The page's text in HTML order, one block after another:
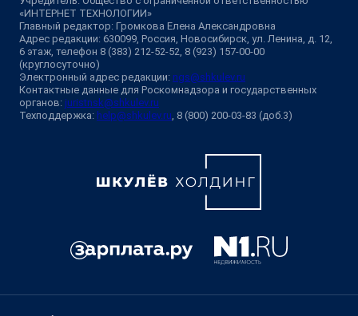
«ИНТЕРНЕТ ТЕХНОЛОГИИ»
Главный редактор: Громкова Елена Александровна
Адрес редакции: 630099, Россия, Новосибирск, ул. Ленина, д. 12,
6 этаж, телефон 8 (383) 212-52-52, 8 (923) 157-00-00
(круглосуточно)
Электронный адрес редакции: ngs@shkulev.ru
Контактные данные для Роскомнадзора и государственных
органов: juristnsk@shkulev.ru
Техподдержка: help@shkulev.ru, 8 (800) 200-03-83 (доб.3)